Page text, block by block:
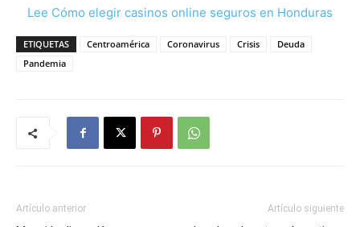
Lee Cómo elegir casinos online seguros en Honduras
ETIQUETAS Centroamérica Coronavirus Crisis
Deuda
Pandemia
Artículo anterior Artículo siguiente